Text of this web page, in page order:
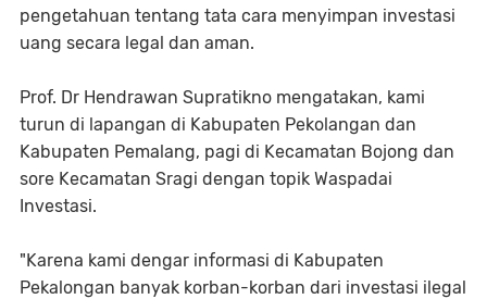
pengetahuan tentang tata cara menyimpan investasi
uang secara legal dan aman.
Prof. Dr Hendrawan Supratikno mengatakan, kami
turun di lapangan di Kabupaten Pekolangan dan
Kabupaten Pemalang, pagi di Kecamatan Bojong dan
sore Kecamatan Sragi dengan topik Waspadai
Investasi.
"Karena kami dengar informasi di Kabupaten
Pekalongan banyak korban-korban dari investasi ilegal